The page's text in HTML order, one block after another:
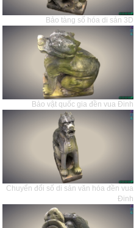
Bảo tàng số hóa di sản 3D
Bảo vật quốc gia đền vua Đinh
Chuyển đổi số di sản văn hóa đền vua
Đinh